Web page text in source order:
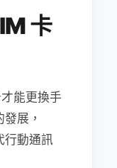
卡
能更換手
展，
行動通訊